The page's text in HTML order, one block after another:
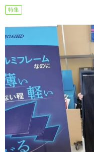
特集